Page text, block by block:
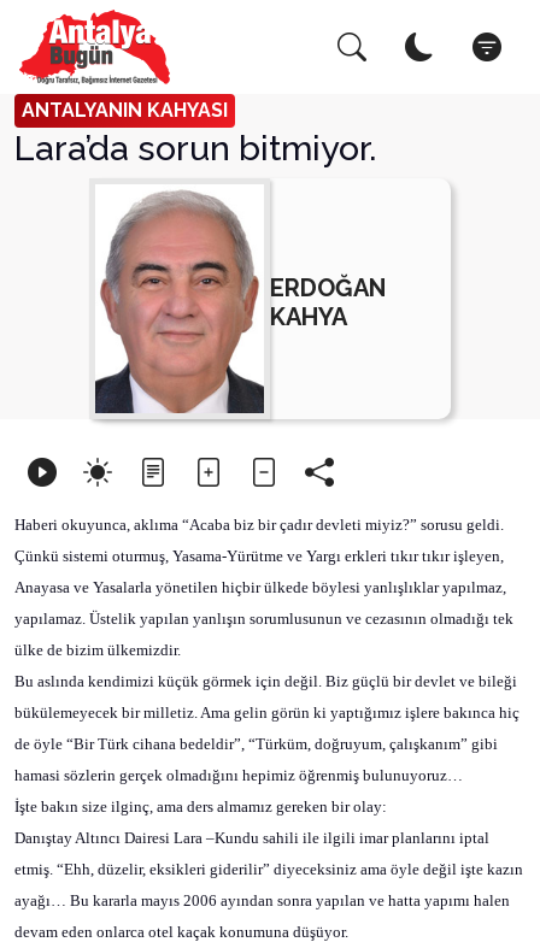
ANTALYANIN KAHYASI
Lara’da sorun bitmiyor.
ERDOĞAN
KAHYA
Haberi okuyunca, aklıma “Acaba biz bir çadır devleti miyiz?” sorusu geldi.
Çünkü sistemi oturmuş, Yasama-Yürütme ve Yargı erkleri tıkır tıkır işleyen,
Anayasa ve Yasalarla yönetilen hiçbir ülkede böylesi yanlışlıklar yapılmaz,
yapılamaz. Üstelik yapılan yanlışın sorumlusunun ve cezasının olmadığı tek
ülke de bizim ülkemizdir.
Bu aslında kendimizi küçük görmek için değil. Biz güçlü bir devlet ve bileği
bükülemeyecek bir milletiz. Ama gelin görün ki yaptığımız işlere bakınca hiç
de öyle “Bir Türk cihana bedeldir”, “Türküm, doğruyum, çalışkanım” gibi
hamasi sözlerin gerçek olmadığını hepimiz öğrenmiş bulunuyoruz…
İşte bakın size ilginç, ama ders almamız gereken bir olay:
Danıştay Altıncı Dairesi Lara –Kundu sahili ile ilgili imar planlarını iptal
etmiş. “Ehh, düzelir, eksikleri giderilir” diyeceksiniz ama öyle değil işte kazın
ayağı… Bu kararla mayıs 2006 ayından sonra yapılan ve hatta yapımı halen
devam eden onlarca otel kaçak konumuna düşüyor.
Arama Yap! Kapat